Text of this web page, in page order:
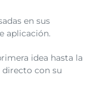
en sus
aplicación.
idea hasta la
con su